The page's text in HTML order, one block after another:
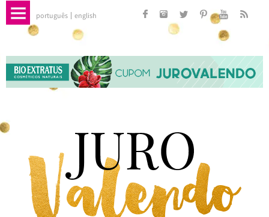
português english